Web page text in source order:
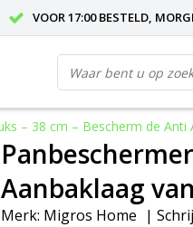
VOOR 17:00 BESTELD,
– 38 cm – Bescherm de
Aanbaklaag
Merk: Migros Home |